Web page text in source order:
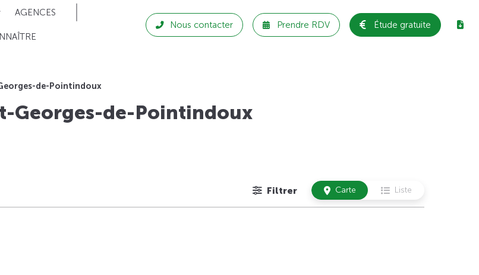
AGENCES
Nous contacter Prendre RDV Étude gratuite
de-Pointindoux
Georges-de-Pointindoux
Filtrer Carte Liste